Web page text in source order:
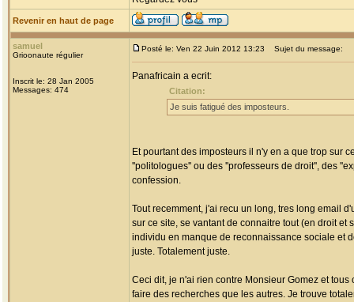
Revenir en haut de page
samuel
Grioonaute régulier
Inscrit le: 28 Jan 2005
Messages: 474
Posté le: Ven 22 Juin 2012 13:23 Sujet du message:
Panafricain a ecrit:
Citation:
Je suis fatigué des imposteurs.
Et pourtant des imposteurs il n'y en a que trop sur
''politologues'' ou des ''professeurs de droit'', des
confession.
Tout recemment, j'ai recu un long, tres long email
sur ce site, se vantant de connaitre tout (en droit
individu en manque de reconnaissance sociale et
juste. Totalement juste.
Ceci dit, je n'ai rien contre Monsieur Gomez et
faire des recherches que les autres. Je trouve